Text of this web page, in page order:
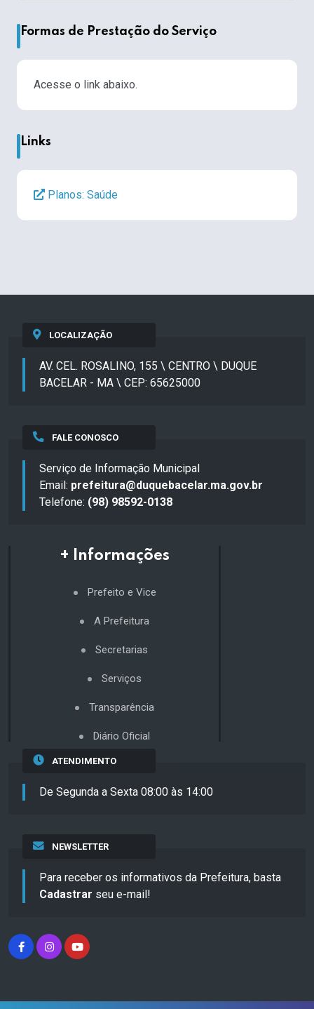
Formas de Prestação do Serviço
Acesse o link abaixo.
Links
Planos: Saúde
LOCALIZAÇÃO
AV. CEL. ROSALINO, 155 \ CENTRO \ DUQUE
BACELAR - MA \ CEP: 65625000
FALE CONOSCO
Serviço de Informação Municipal
Email: prefeitura@duquebacelar.ma.gov.br
Telefone: (98) 98592-0138
+ Informações
Prefeito e Vice
A Prefeitura
Secretarias
Serviços
Transparência
Diário Oficial
ATENDIMENTO
De Segunda a Sexta 08:00 às 14:00
NEWSLETTER
Para receber os informativos da Prefeitura, basta
Cadastrar seu e-mail!